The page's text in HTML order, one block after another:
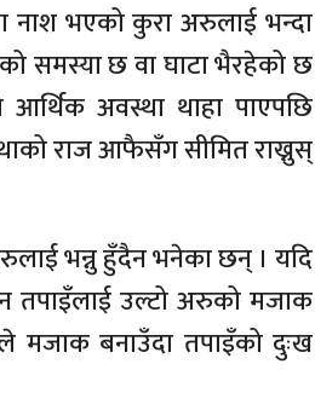
नाश भएको कुरा अरुलाई भन्दा
समस्या छ वा घाटा भैरहेको छ
अवस्था थाहा पाएपछि
राज आफैसँग सीमित राख्नुस्
भन्नु हुँदैन भनेका छन् । यदि
तपाइँलाई उल्टो अरुको मजाक
मजाक बनाउँदा तपाइँको दुःख